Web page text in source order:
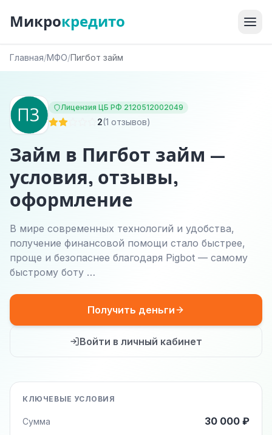
Микрокредито
Главная/МФО/Пигбот займ
Лицензия ЦБ РФ 2120512002049
2(1 отзывов)
Займ в Пигбот займ —
условия, отзывы,
оформление
В мире современных технологий и удобства,
получение финансовой помощи стало быстрее,
проще и безопаснее благодаря Pigbot — самому
быстрому боту …
Получить деньги
Войти в личный кабинет
КЛЮЧЕВЫЕ УСЛОВИЯ
Сумма 30 000 ₽